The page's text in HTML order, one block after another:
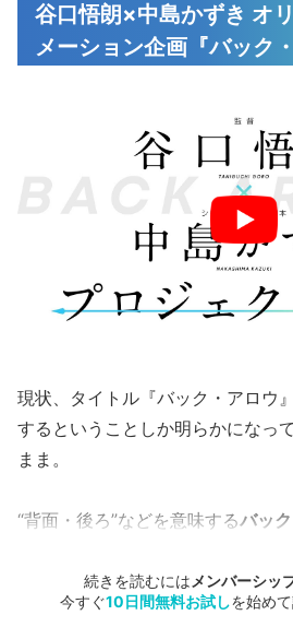
谷口悟朗×中島かずき オ
メーション企画『バック
現状、タイトル『バック・アロウ
するということしか明らかになっ
まま。
“背面・後ろ”などを意味するバック
続きを読むには メンバーシッ
今すぐ10日間無料お試しを始め